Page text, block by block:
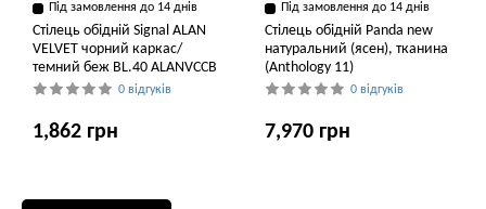
Під замовлення до 14 днів
Стілець обідній Signal ALAN
VELVET чорний каркас/
темний беж BL.40 ALANVCCB
0 відгуків
1,862 грн
Під замовлення до 14 днів
Стілець обідній Panda new
натуральний (ясен), тканина
(Anthology 11)
0 відгуків
7,970 грн